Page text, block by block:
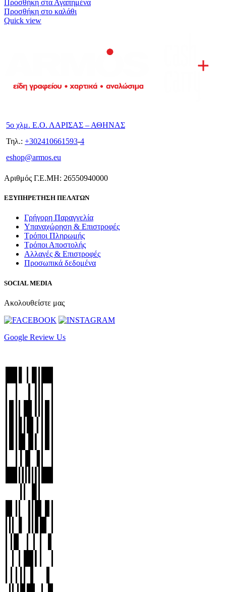
Προσθήκη στα Αγαπημένα
Προσθήκη στο καλάθι
Quick view
5ο χλμ. Ε.Ο. ΛΑΡΙΣΑΣ – ΑΘΗΝΑΣ
Τηλ.: +302410661593-4
eshop@armos.eu
Αριθμός Γ.Ε.ΜΗ: 26550940000
ΕΞΥΠΗΡΕΤΗΣΗ ΠΕΛΑΤΩΝ
Γρήγορη Παραγγελία
Υπαναχώρηση & Επιστροφές
Τρόποι Πληρωμής
Τρόποι Αποστολής
Αλλαγές & Επιστροφές
Προσωπικά δεδομένα
SOCIAL MEDIA
Ακολουθείστε μας
Google Review Us